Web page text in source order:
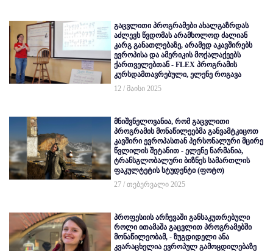
გაცვლითი პროგრამები ახალგაზრდას
აძლევს წვდომას არამხოლოდ ძალიან
კარგ განათლებაზე, არამედ აკავშირებს
ევროპისა და ამერიკის მოქალაქეებს
ქართველებთან - FLEX პროგრამის
კურსდამთავრებული, ელენე როგავა
12 / მაისი 2025
მნიშვნელოვანია, რომ გაცვლითი
პროგრამის მონაწილეებმა განვამტკიცოთ
კავშირი ევროპასთან პერსონალური მცირე
წვლილის შეტანით - ელენე ნარმანია,
ტრანსგლობალური ბიზნეს სამართლის
ფაკულტეტის სტუდენტი (ფოტო)
27 / თებერვალი 2025
პროფესიის არჩევაში განსაკუთრებული
როლი ითამაშა გაცვლით პროგრამებში
მონაწილეობამ, - ზუგდიდელი ანა
კვარაცხელია ევროპულ გამოცდილებაზე